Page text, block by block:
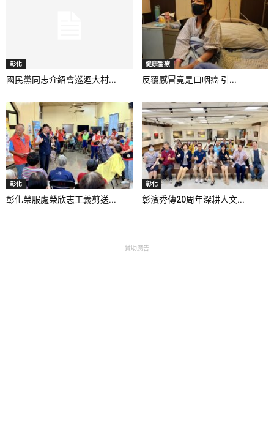
彰化
國民黨同志介紹會巡迴大村...
健康醫療
反覆感冒竟是口咽癌 引...
彰化
彰化榮服處榮欣志工義剪送...
彰化
彰濱秀傳20周年深耕人文...
- 贊助廣告 -